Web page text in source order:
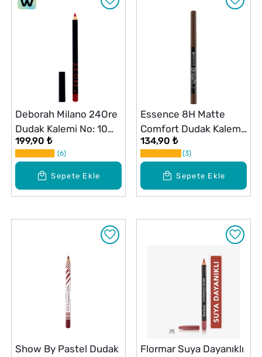
Sepete Ekle
Deborah Milano 24Ore
Dudak Kalemi No: 10
Red
199,90 ₺
6
Sepete Ekle
Essence 8H Matte
Comfort Dudak Kalemi
11
134,90 ₺
3
Show By Pastel Dudak
Flormar Suya Dayanıklı